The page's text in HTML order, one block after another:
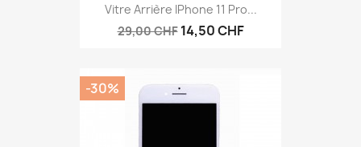
Vitre Arrière IPhone 11 Pro...
29,00 CHF 14,50 CHF
-30%